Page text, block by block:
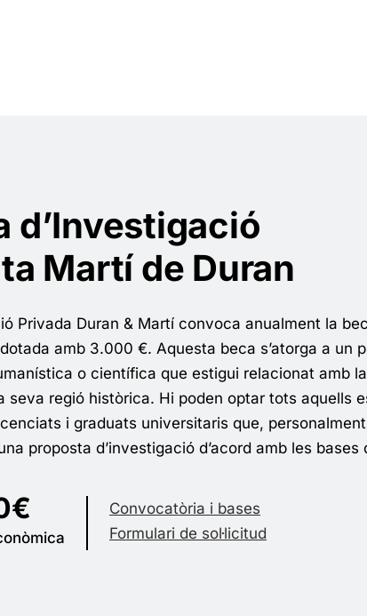
d’Investigació
Martí de Duran
Privada Duran & Martí convoca anualment la
amb 3.000 €. Aquesta beca s’atorga a un
o científica que estigui relacionat amb
seva regió històrica. Hi poden optar tots aquells
i graduats universitaris que, personalment
proposta d’investigació d’acord amb les bases
Convocatòria i bases
Formulari de sol·licitud